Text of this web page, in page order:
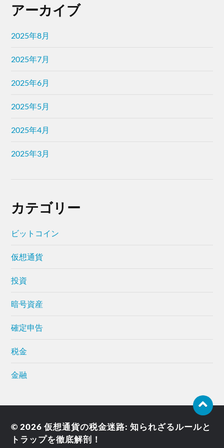
アーカイブ
2025年8月
2025年7月
2025年6月
2025年5月
2025年4月
2025年3月
カテゴリー
ビットコイン
仮想通貨
投資
暗号資産
確定申告
税金
金融
© 2026仮想通貨の税金迷路: 知られざるルールと
トラップを徹底解剖！